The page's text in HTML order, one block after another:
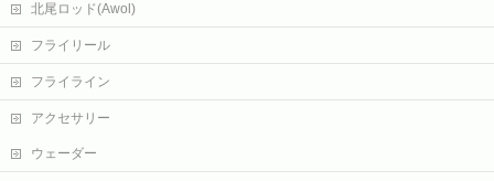
北尾ロッド(Awol)
フライリール
フライライン
アクセサリー
ウェーダー